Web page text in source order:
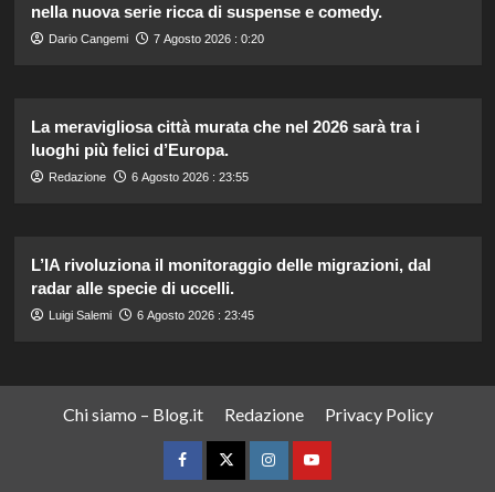
nella nuova serie ricca di suspense e comedy.
Dario Cangemi 7 Agosto 2026 : 0:20
La meravigliosa città murata che nel 2026 sarà tra i
luoghi più felici d’Europa.
Redazione 6 Agosto 2026 : 23:55
L’IA rivoluziona il monitoraggio delle migrazioni, dal
radar alle specie di uccelli.
Luigi Salemi 6 Agosto 2026 : 23:45
Chi siamo – Blog.it Redazione Privacy Policy
FacebookTwitterInstagramYouTube